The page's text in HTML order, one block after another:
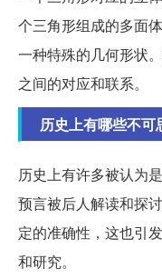
个三角形组成的多面
一种特殊的几何形状
之间的对应和联系。
历史上有哪些不可
历史上有许多被认为
预言被后人解读和探
定的准确性，这也引
和研究。